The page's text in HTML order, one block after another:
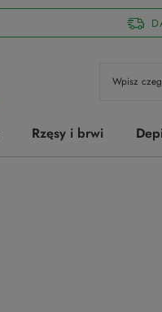
Rzęsy i brwi